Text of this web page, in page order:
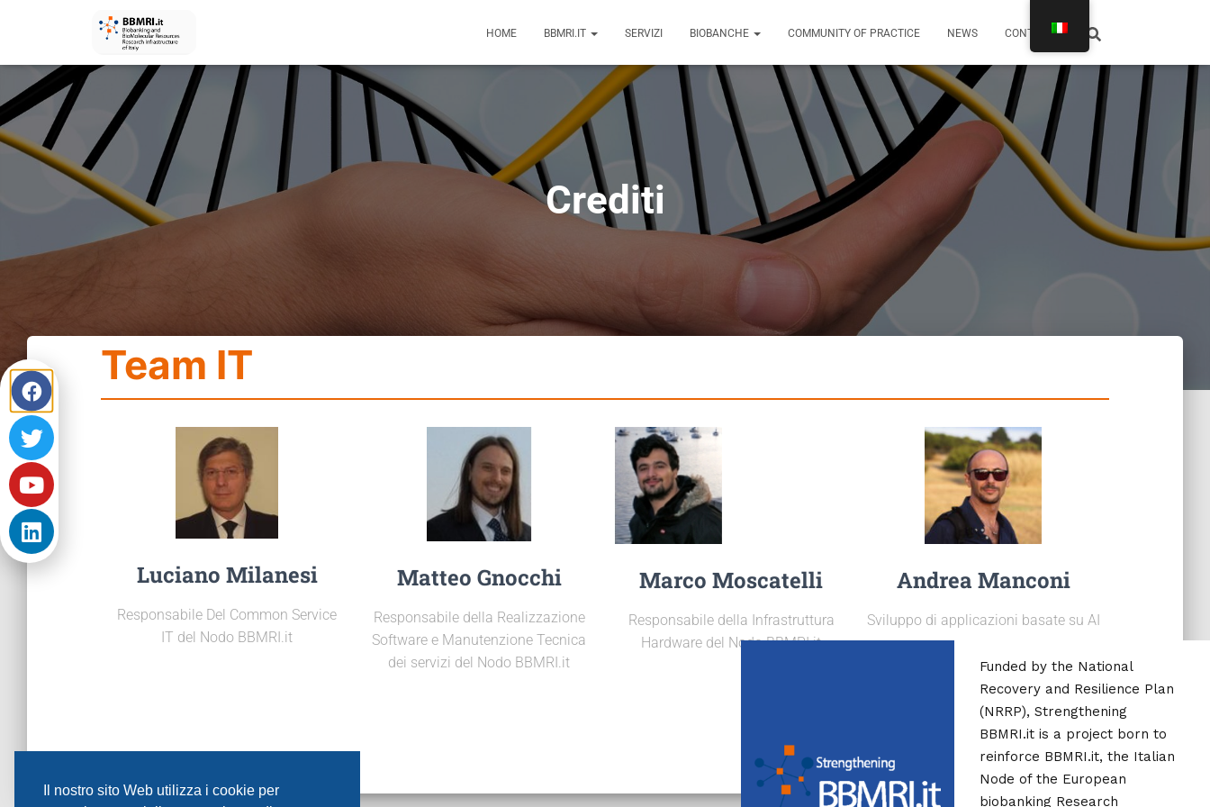
Il nostro sito Web utilizza i cookie per
HOME BBMRI.IT SERVIZI BIOBANCHE COMMUNITY OF PRACTICE NEWS CONTATTI
Crediti
Team IT
Luciano Milanesi
Responsabile Del Common Service
IT del Nodo BBMRI.it
Matteo Gnocchi
Responsabile della Realizzazione
Software e Manutenzione Tecnica
dei servizi del Nodo BBMRI.it
Marco Moscatelli
Responsabile della Infrastruttura
Hardware del Nodo BBMRI.it
Andrea Manconi
Sviluppo di applicazioni basate su AI
Funded by the National
Recovery and Resilience Plan
(NRRP), Strengthening
BBMRI.it is a project born to
reinforce BBMRI.it, the Italian
Node of the European
biobanking Research